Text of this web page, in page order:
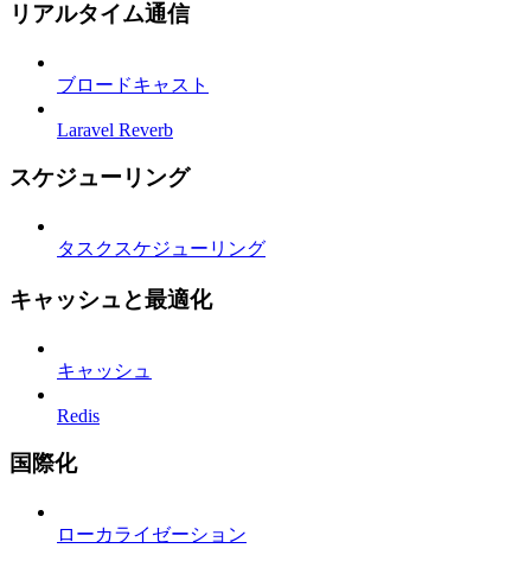
リアルタイム通信
ブロードキャスト
Laravel Reverb
スケジューリング
タスクスケジューリング
キャッシュと最適化
キャッシュ
Redis
国際化
ローカライゼーション